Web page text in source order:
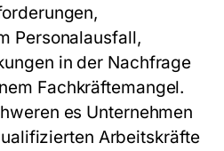
Personalausfall,
in der Nachfrage
Fachkräftemangel.
es Unternehmen
Arbeitskräfte